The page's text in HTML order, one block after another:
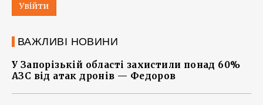
Увійти
ВАЖЛИВІ НОВИНИ
У Запорізькій області захистили понад 60%
АЗС від атак дронів — Федоров